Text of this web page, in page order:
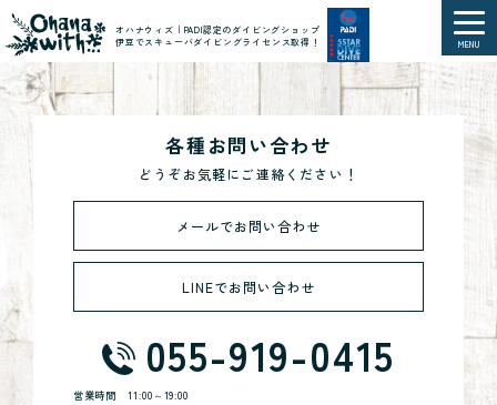
オハナウィズ｜PADI認定のダイビングショップ
伊豆でスキューバダイビングライセンス取得！
MENU
各種お問い合わせ
どうぞお気軽にご連絡ください！
メールでお問い合わせ
LINEでお問い合わせ
055-919-0415
営業時間11:00～19:00